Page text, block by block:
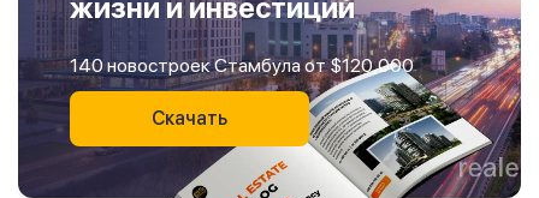
жизни и инвестиций
140 новостроек Стамбула от $120,000
Скачать